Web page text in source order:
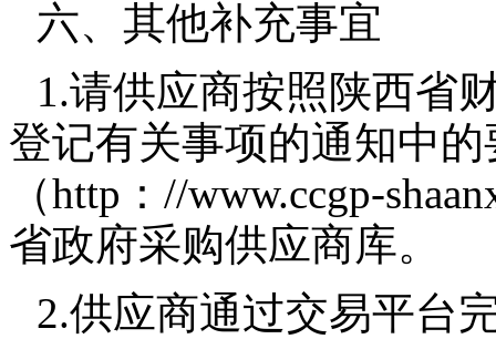
六、其他补充事宜
1.请供应商按照陕西省
登记有关事项的通知中
（http：//www.ccgp-
省政府采购供应商库。
2.供应商通过交易平台